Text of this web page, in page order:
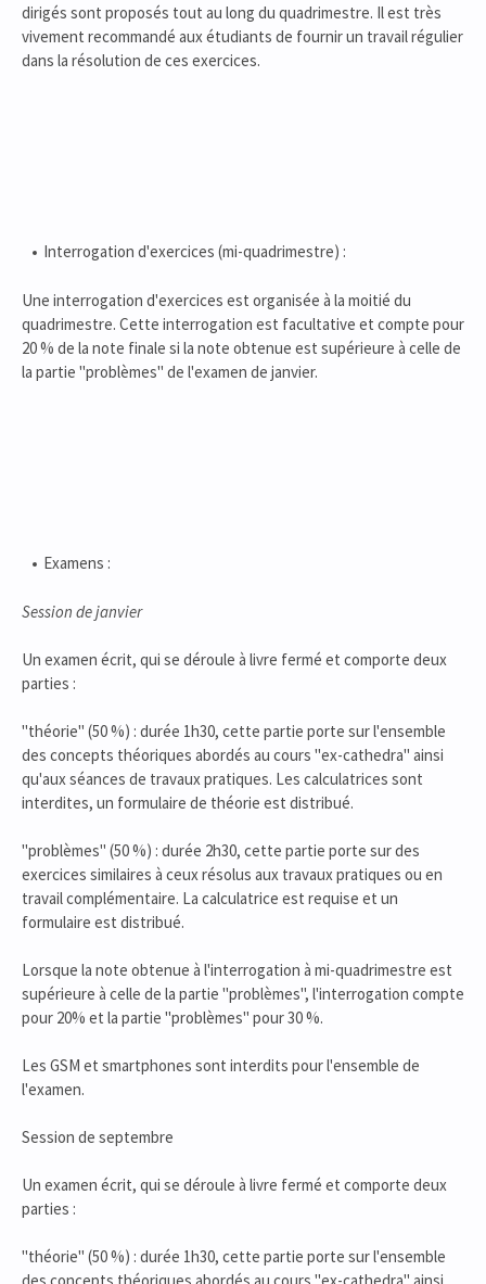
dirigés sont proposés tout au long du quadrimestre. Il est très
vivement recommandé aux étudiants de fournir un travail régulier
dans la résolution de ces exercices.
Interrogation d'exercices (mi-quadrimestre) :
Une interrogation d'exercices est organisée à la moitié du
quadrimestre. Cette interrogation est facultative et compte pour
20 % de la note finale si la note obtenue est supérieure à celle de
la partie "problèmes" de l'examen de janvier.
Examens :
Session de janvier
Un examen écrit, qui se déroule à livre fermé et comporte deux
parties :
"théorie" (50 %) : durée 1h30, cette partie porte sur l'ensemble
des concepts théoriques abordés au cours "ex-cathedra" ainsi
qu'aux séances de travaux pratiques. Les calculatrices sont
interdites, un formulaire de théorie est distribué.
"problèmes" (50 %) : durée 2h30, cette partie porte sur des
exercices similaires à ceux résolus aux travaux pratiques ou en
travail complémentaire. La calculatrice est requise et un
formulaire est distribué.
Lorsque la note obtenue à l'interrogation à mi-quadrimestre est
supérieure à celle de la partie "problèmes", l'interrogation compte
pour 20% et la partie "problèmes" pour 30 %.
Les GSM et smartphones sont interdits pour l'ensemble de
l'examen.
Session de septembre
Un examen écrit, qui se déroule à livre fermé et comporte deux
parties :
"théorie" (50 %) : durée 1h30, cette partie porte sur l'ensemble
des concepts théoriques abordés au cours "ex-cathedra" ainsi